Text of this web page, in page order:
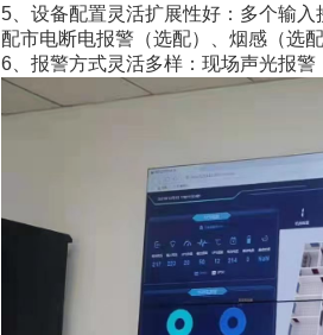
5、设备配置灵活扩展性好：多个输
配市电断电报警（选配）、烟感（选
6、报警方式灵活多样：现场声光报警